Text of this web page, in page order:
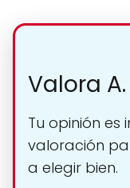
Valora
Tu opinión es
valoración
a elegir bien.